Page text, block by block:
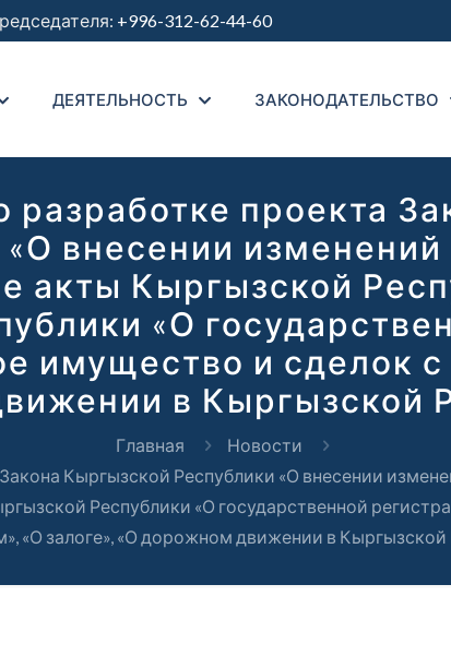
+996-312-62-44-60
ДЕЯТЕЛЬНОСТЬ ЗАКОНОДАТЕЛЬСТВО
проекта
внесении
акты Кыргызской
«О
имущество и сделок с
в Кыргызской
Главная
Новости
Кыргызской Республики «О внесении
Республики «О государственной
«О залоге», «О дорожном движении в Кыргызской